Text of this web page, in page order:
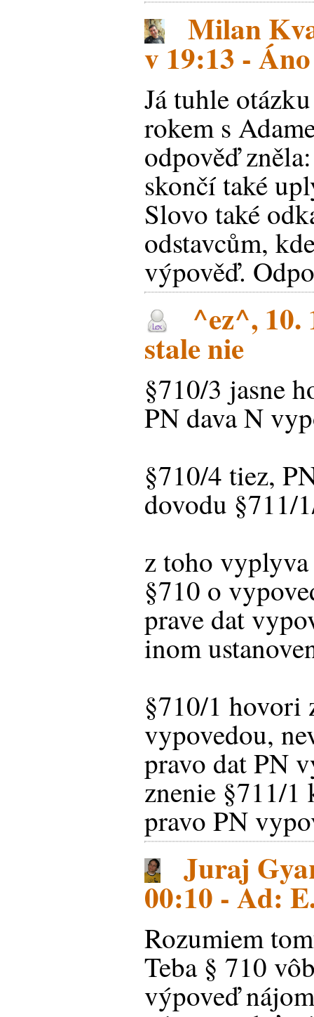
Milan
v 19:13 - Áno
Já tuhle
rokem s
odpověď
skončí také
Slovo také
odstavcům,
výpověď.
^ez^, 10.
stale nie
§710/3 jasne
PN dava N
§710/4 tiez,
dovodu §711/
z toho
§710 o
prave dat
inom
§710/1 hovori
vypovedou,
pravo dat PN
znenie §711/1
pravo PN
Juraj
00:10 - Ad:
Rozumiem
Teba § 710
výpoveď